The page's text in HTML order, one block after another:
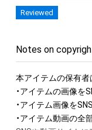
Reviewed
Notes on
本アイテムの保有者
・アイテムの画像を
・アイテム画像を
・アイテム動画の全